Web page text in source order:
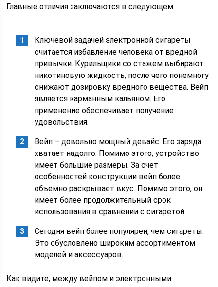
Главные отличия заключаются в следующем:
Ключевой задачей электронной сигареты
считается избавление человека от вредной
привычки. Курильщики со стажем выбирают
никотиновую жидкость, после чего понемногу
снижают дозировку вредного вещества. Вейп
является карманным кальяном. Его
применение обеспечивает получение
удовольствия.
Вейп – довольно мощный девайс. Его заряда
хватает надолго. Помимо этого, устройство
имеет большие размеры. За счет
особенностей конструкции вейп более
объемно раскрывает вкус. Помимо этого, он
имеет более продолжительный срок
использования в сравнении с сигаретой.
Сегодня вейп более популярен, чем сигареты.
Это обусловлено широким ассортиментом
моделей и аксессуаров.
Как видите, между вейпом и электронными